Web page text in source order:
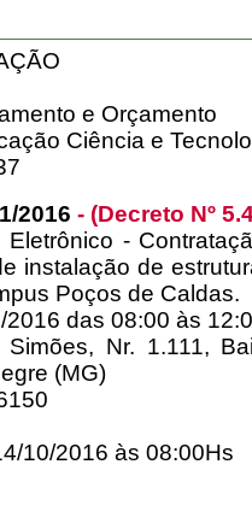
e Orçamento
Ciência e
2016 - (Decreto Nº
Eletrônico -
instalação de
Poços de Caldas.
2016 das 08:00 às
Simões, Nr. 1.111,
(MG)
10/2016 às 08:00Hs